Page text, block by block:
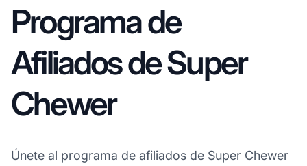
Programa de
Afiliados de Super
Chewer
Únete al programa de afiliados de Super Chewer